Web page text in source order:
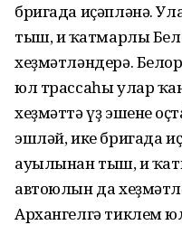
бригада иҫәпләнә.
тыш, иң ҡатмарлы
хеҙмәтләндерә.
юл трассаһы улар
хеҙмәттә үҙ эшенең
эшләй, ике бригада
ауылынан тыш, иң
автоюлын да
Архангелгә тиклем